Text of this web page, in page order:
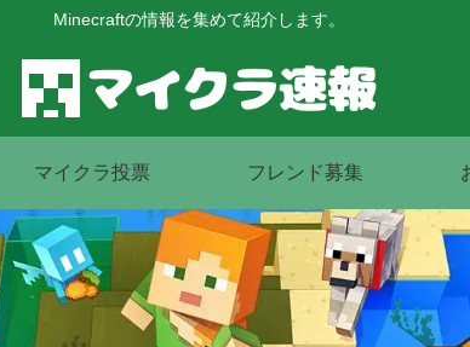
Minecraftの情報を集めて紹介します。
マイクラ投票 フレンド募集